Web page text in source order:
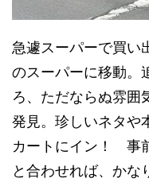
急遽スーパーで買い
のスーパーに移動。
ろ、ただならぬ雰囲
発見。珍しいネタや
カートにイン！ 事
と合わせれば、かな